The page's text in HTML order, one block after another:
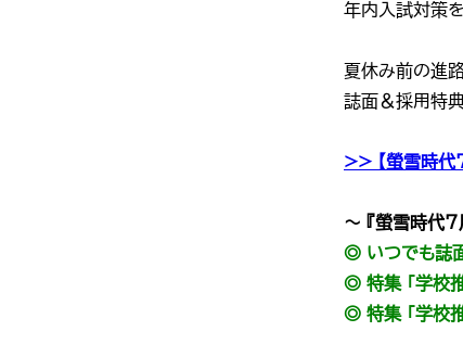
年内入試対策
夏休み前の進
誌面＆採用特
>> 【螢雪時代
～ 『螢雪時代
◎ いつでも誌面
◎ 特集 「学校
◎ 特集 「学校